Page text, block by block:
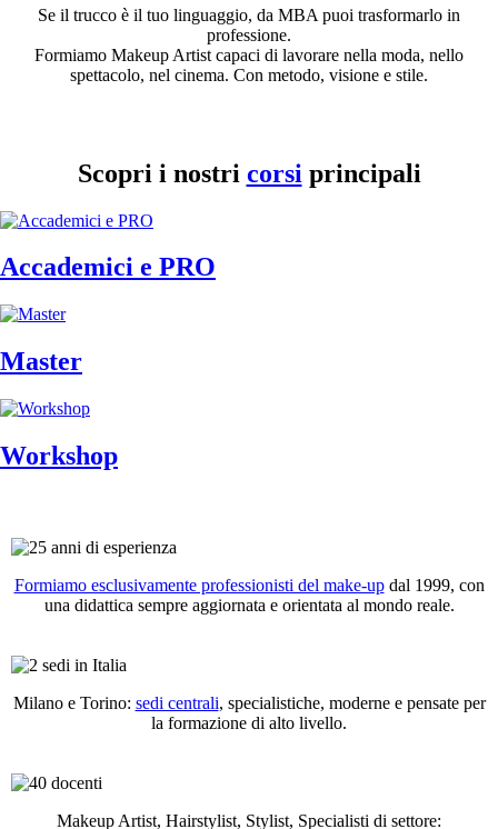
Se il trucco è il tuo linguaggio, da MBA puoi trasformarlo in
professione.
Formiamo Makeup Artist capaci di lavorare nella moda, nello
spettacolo, nel cinema. Con metodo, visione e stile.
Scopri i nostri corsi principali
Accademici e PRO
Master
Workshop
Formiamo esclusivamente professionisti del make-updal 1999, con
una didattica sempre aggiornata e orientata al mondo reale.
Milano e Torino: sedi centrali, specialistiche, moderne e pensate per
la formazione di alto livello.
Makeup Artist, Hairstylist, Stylist, Specialisti di settore: